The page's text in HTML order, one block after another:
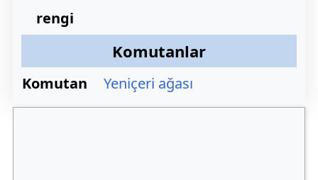
rengi
Komutanlar
Komutan Yeniçeri ağası